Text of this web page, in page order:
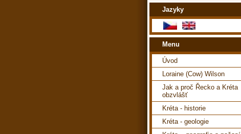
Jazyky
Menu
Úvod
Loraine (Cow) Wilson
Jak a proč Řecko a Kréta
obzvlášť
Kréta - historie
Kréta - geologie